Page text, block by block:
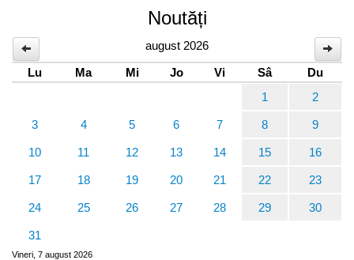
Noutăți
august 2026
Lu
Ma Mi Jo Vi Sâ
Du
1
2
3 4 5 6 7 8 9
10 11 12 13 14 15 16
17 18 19 20 21 22 23
24 25 26 27 28 29 30
31
Vineri, 7 august 2026